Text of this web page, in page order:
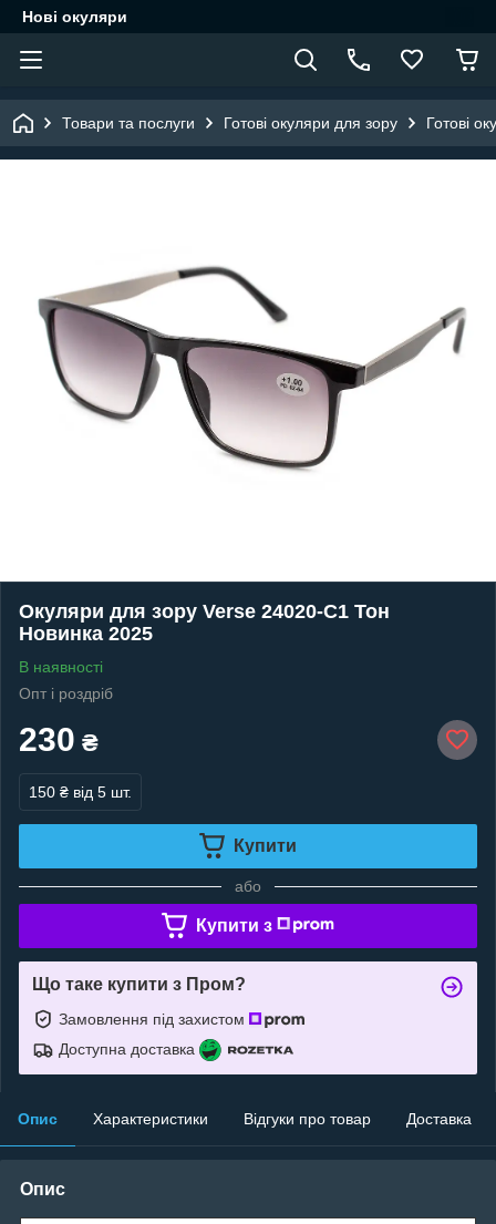
Нові окуляри
Товари та послуги Готові окуляри для зору Готові
Окуляри для зору Verse 24020-C1 Тон
Новинка 2025
В наявності
Опт і роздріб
230 ₴
150 ₴ від 5 шт.
Купити
або
Купити з
Що таке купити з Пром?
Замовлення під захистом
Доступна доставка
Опис Характеристики Відгуки про товар Доставка
Опис